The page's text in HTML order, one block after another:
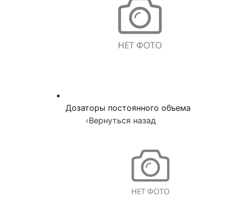
Дозаторы постоянного объема
‹Вернуться назад